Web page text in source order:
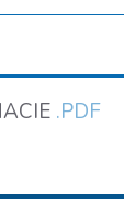
.PDF